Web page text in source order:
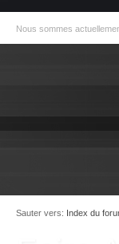
Nous sommes
Sauter vers: Index du